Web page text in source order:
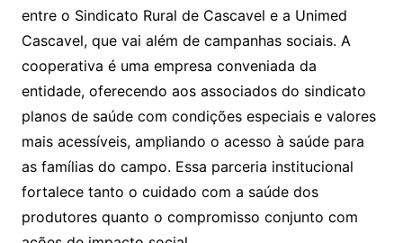
entre o Sindicato Rural de Cascavel e a Unimed
Cascavel, que vai além de campanhas sociais. A
cooperativa é uma empresa conveniada da
entidade, oferecendo aos associados do sindicato
planos de saúde com condições especiais e valores
mais acessíveis, ampliando o acesso à saúde para
as famílias do campo. Essa parceria institucional
fortalece tanto o cuidado com a saúde dos
produtores quanto o compromisso conjunto com